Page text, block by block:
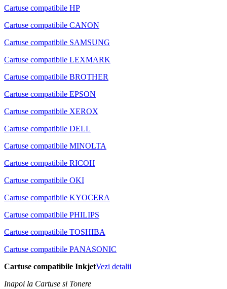
Cartuse compatibile HP
Cartuse compatibile CANON
Cartuse compatibile SAMSUNG
Cartuse compatibile LEXMARK
Cartuse compatibile BROTHER
Cartuse compatibile EPSON
Cartuse compatibile XEROX
Cartuse compatibile DELL
Cartuse compatibile MINOLTA
Cartuse compatibile RICOH
Cartuse compatibile OKI
Cartuse compatibile KYOCERA
Cartuse compatibile PHILIPS
Cartuse compatibile TOSHIBA
Cartuse compatibile PANASONIC
Cartuse compatibile InkjetVezi detalii
Inapoi la Cartuse si Tonere